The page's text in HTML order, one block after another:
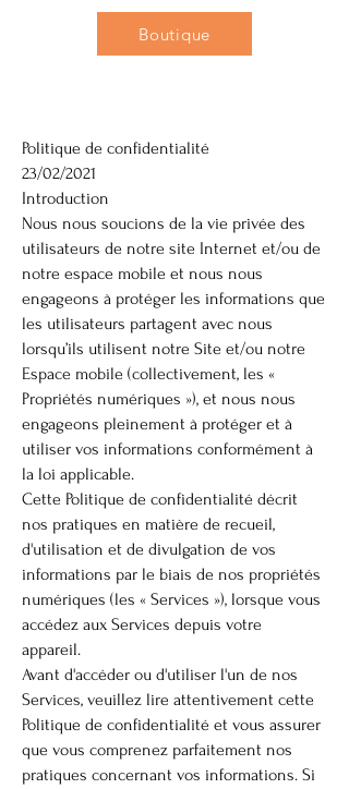
Boutique
Politique de confidentialité
23/02/2021
Introduction
Nous nous soucions de la vie privée des
utilisateurs de notre site Internet et/ou de
notre espace mobile et nous nous
engageons à protéger les informations que
les utilisateurs partagent avec nous
lorsqu’ils utilisent notre Site et/ou notre
Espace mobile (collectivement, les «
Propriétés numériques »), et nous nous
engageons pleinement à protéger et à
utiliser vos informations conformément à
la loi applicable.
Cette Politique de confidentialité décrit
nos pratiques en matière de recueil,
d'utilisation et de divulgation de vos
informations par le biais de nos propriétés
numériques (les « Services »), lorsque vous
accédez aux Services depuis votre
appareil.
Avant d'accéder ou d'utiliser l'un de nos
Services, veuillez lire attentivement cette
Politique de confidentialité et vous assurer
que vous comprenez parfaitement nos
pratiques concernant vos informations. Si